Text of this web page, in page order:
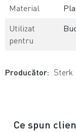
Material
Utilizat
pentru
Producător: Sterk
Ce spun